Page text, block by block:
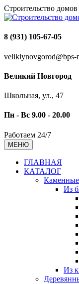
Строительство
8 (931) 105-67-05
velikiynovgorod@bps-
Великий Новгород
Школьная, ул., 47
Пн - Вс 9.00 - 20.00
Работаем 24/7
МЕНЮ
ГЛАВНАЯ
КАТАЛОГ
Каменные
Из
Из